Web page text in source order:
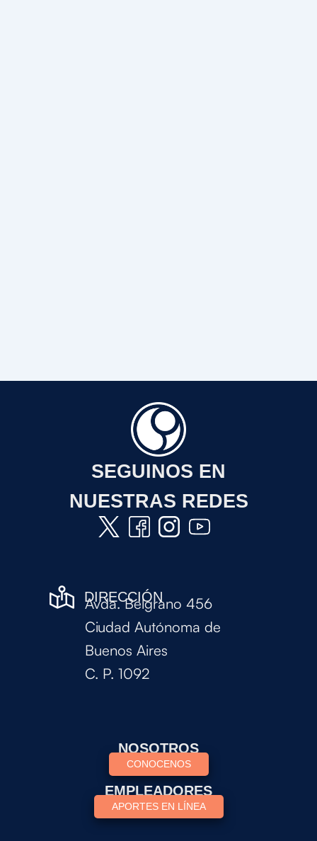
SEGUINOS EN
NUESTRAS REDES
DIRECCIÓN
Avda. Belgrano 456
Ciudad Autónoma de
Buenos Aires
C. P. 1092
NOSOTROS
CONOCENOS
EMPLEADORES
APORTES EN LÍNEA